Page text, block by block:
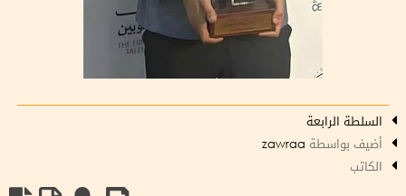
السلطة الرابعة
أضيف بواسطة
الكاتب